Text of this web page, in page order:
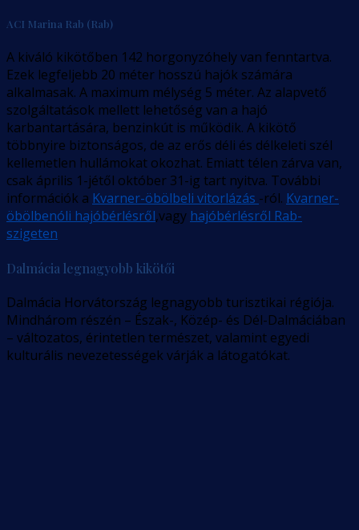
ACI Marina Rab (Rab)
A kiváló kikötőben 142 horgonyzóhely van fenntartva.
Ezek legfeljebb 20 méter hosszú hajók számára
alkalmasak. A maximum mélység 5 méter. Az alapvető
szolgáltatások mellett lehetőség van a hajó
karbantartására, benzinkút is működik. A kikötő
többnyire biztonságos, de az erős déli és délkeleti szél
kellemetlen hullámokat okozhat. Emiatt télen zárva van,
csak április 1-jétől október 31-ig tart nyitva. További
információk a Kvarner-öbölbeli vitorlázás -ról. Kvarner-
öbölbenóli hajóbérlésről,vagy hajóbérlésről Rab-
szigeten
Dalmácia legnagyobb kikötői
Dalmácia Horvátország legnagyobb turisztikai régiója.
Mindhárom részén – Észak-, Közép- és Dél-Dalmáciában
– változatos, érintetlen természet, valamint egyedi
kulturális nevezetességek várják a látogatókat.